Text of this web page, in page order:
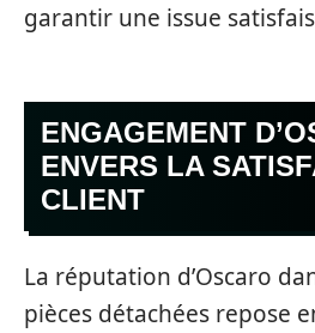
garantir une issue
ENGAGEMENT
ENVERS LA
CLIENT
La réputation d’Oscaro
pièces détachées repose